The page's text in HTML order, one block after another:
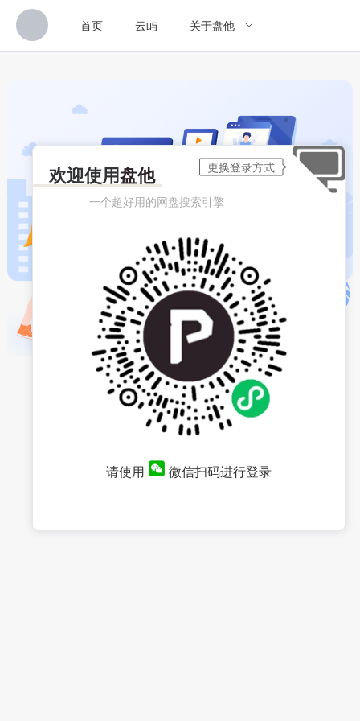
首页 云屿 关于盘他
欢迎使用盘他
一个超好用的网盘搜索引擎
请使用 微信扫码进行登录